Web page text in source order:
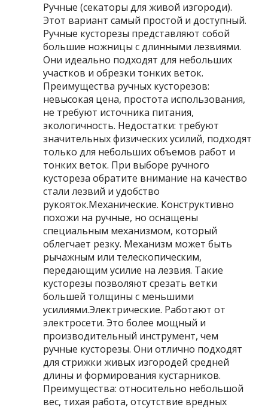
Ручные (секаторы для живой изгороди).
Этот вариант самый простой и доступный.
Ручные кусторезы представляют собой
большие ножницы с длинными лезвиями.
Они идеально подходят для небольших
участков и обрезки тонких веток.
Преимущества ручных кусторезов:
невысокая цена, простота использования,
не требуют источника питания,
экологичность. Недостатки: требуют
значительных физических усилий, подходят
только для небольших объемов работ и
тонких веток. При выборе ручного
кустореза обратите внимание на качество
стали лезвий и удобство
рукояток.Механические. Конструктивно
похожи на ручные, но оснащены
специальным механизмом, который
облегчает резку. Механизм может быть
рычажным или телескопическим,
передающим усилие на лезвия. Такие
кусторезы позволяют срезать ветки
большей толщины с меньшими
усилиями.Электрические. Работают от
электросети. Это более мощный и
производительный инструмент, чем
ручные кусторезы. Они отлично подходят
для стрижки живых изгородей средней
длины и формирования кустарников.
Преимущества: относительно небольшой
вес, тихая работа, отсутствие вредных